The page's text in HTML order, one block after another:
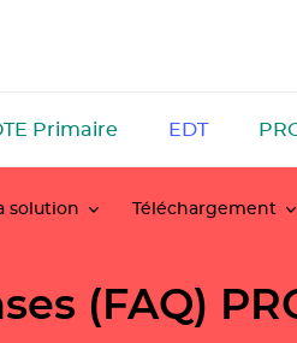
Primaire EDT
solution Téléchargement
(FAQ)